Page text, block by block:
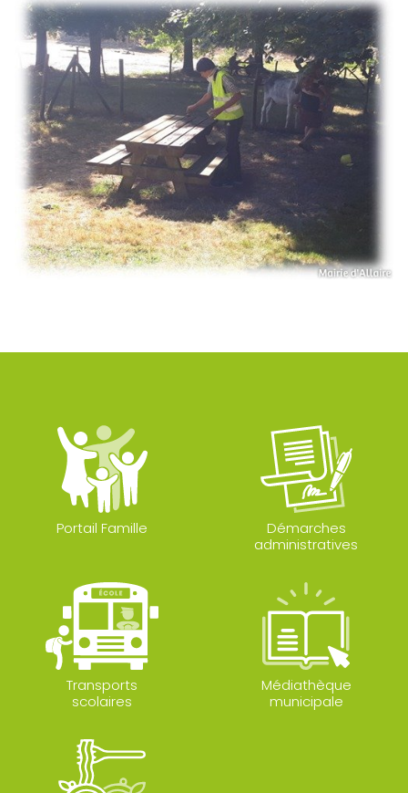
Portail Famille
Démarches
administratives
Transports
scolaires
Médiathèque
municipale